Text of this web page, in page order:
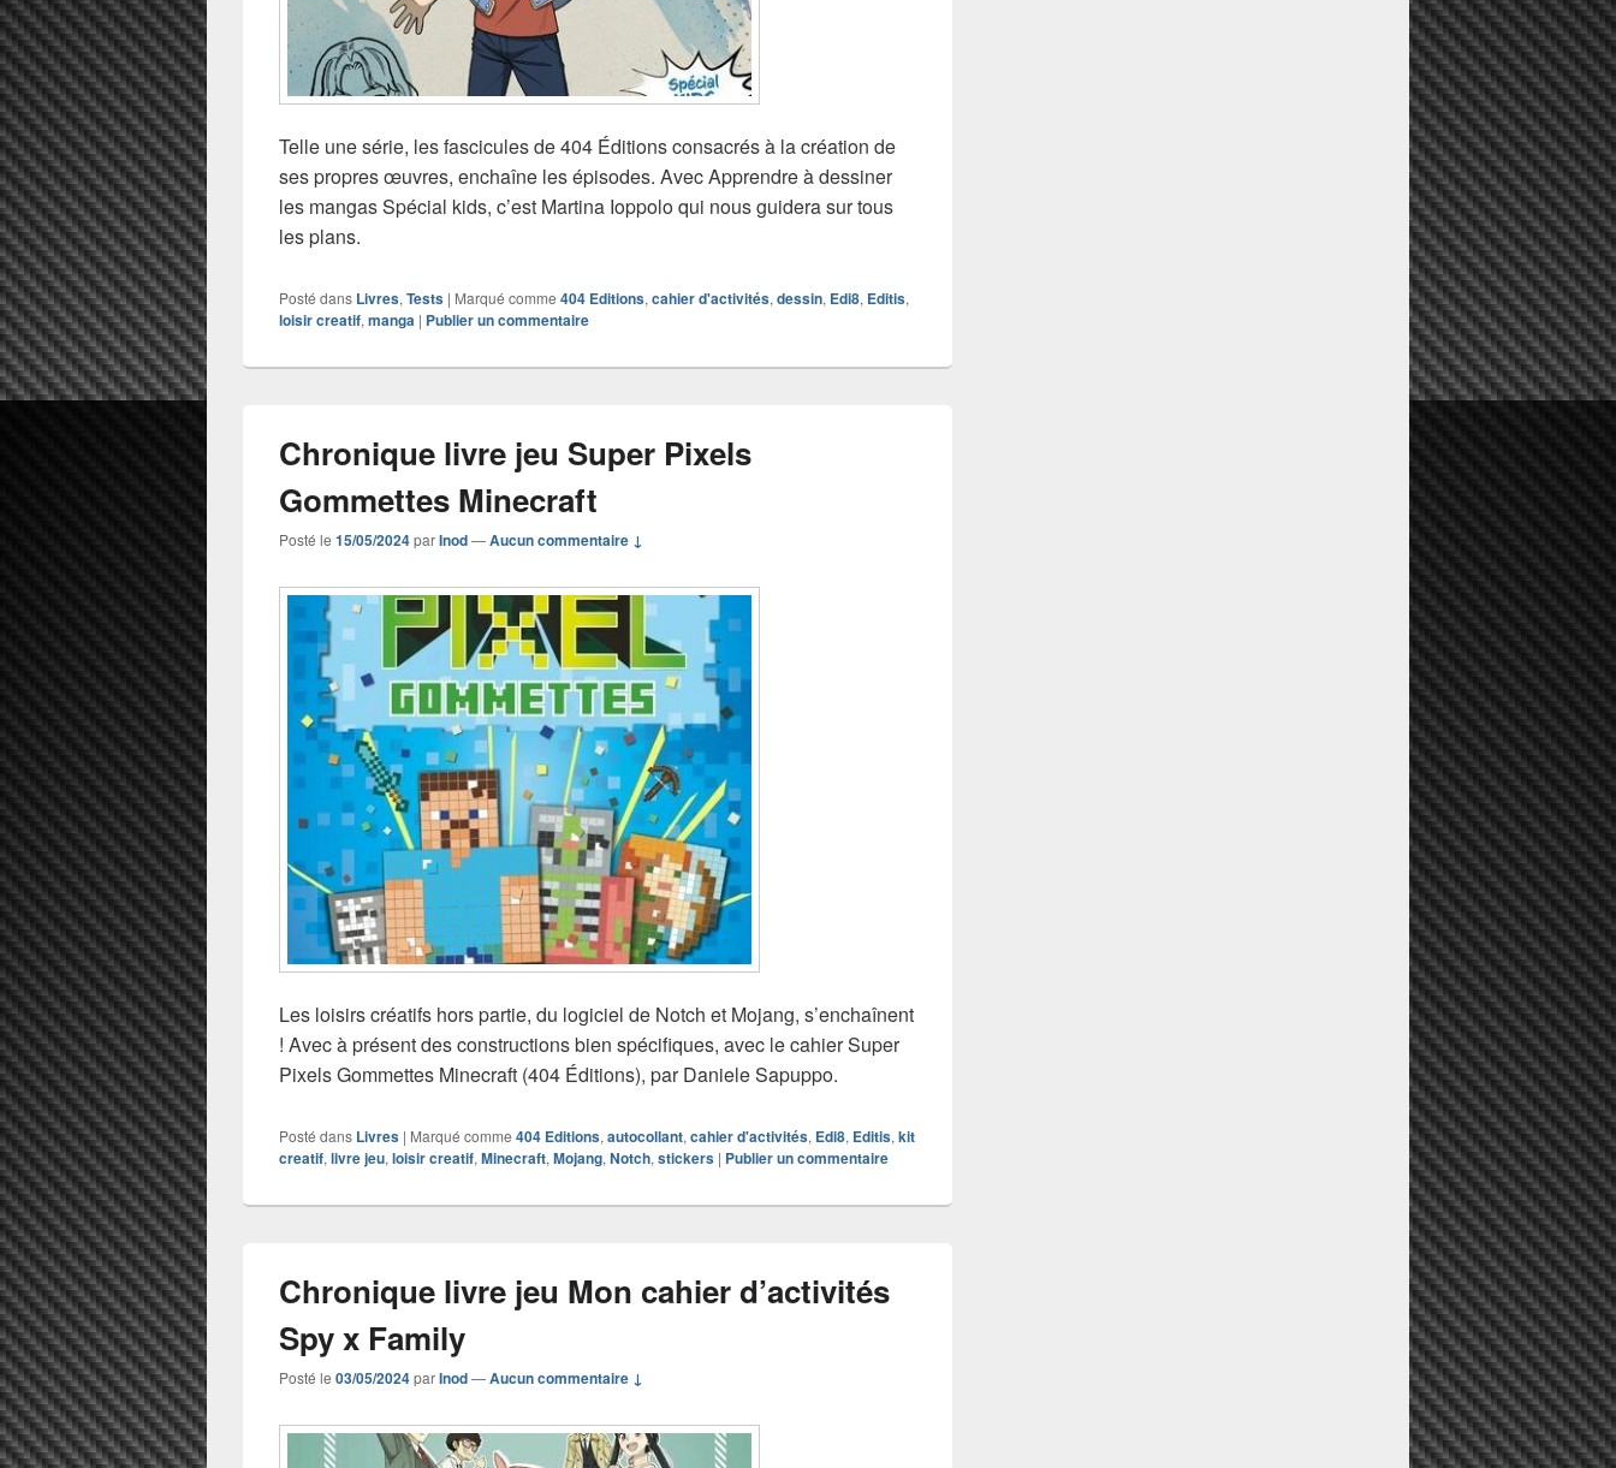
Telle une série, les fascicules de 404 Éditions consacrés à la création de
ses propres œuvres, enchaîne les épisodes. Avec Apprendre à dessiner
les mangas Spécial kids, c’est Martina Ioppolo qui nous guidera sur tous
les plans.
Posté dans Livres, Tests | Marqué comme 404 Editions, cahier d'activités, dessin, Edi8, Editis,
loisir creatif, manga | Publier un commentaire
Chronique livre jeu Super Pixels
Gommettes Minecraft
Posté le 15/05/2024parInod—Aucun commentaire ↓
Les loisirs créatifs hors partie, du logiciel de Notch et Mojang, s’enchaînent
! Avec à présent des constructions bien spécifiques, avec le cahier Super
Pixels Gommettes Minecraft (404 Éditions), par Daniele Sapuppo.
Posté dans Livres | Marqué comme 404 Editions, autocollant, cahier d'activités, Edi8, Editis, kit
creatif, livre jeu, loisir creatif, Minecraft, Mojang, Notch, stickers | Publier un commentaire
Chronique livre jeu Mon cahier d’activités
Spy x Family
Posté le 03/05/2024parInod—Aucun commentaire ↓